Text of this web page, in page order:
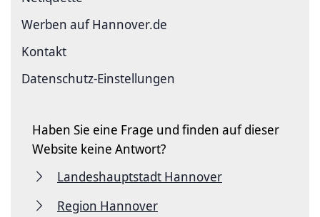
Werben auf Hannover.de
Kontakt
Datenschutz-Einstellungen
Haben Sie eine Frage und finden auf dieser
Website keine Antwort?
Landeshauptstadt Hannover
Region Hannover